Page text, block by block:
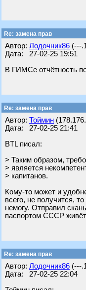
Re: замена прав
Автор: Лодочник86 (---
Дата: 27-02-25 19:51
В ГИМСе отчётность по
Re: замена прав
Автор: Тоймин
Дата: 27-02-25 21:41
BTL писал:
> Таким образом,
> является
> капитанов.
Кому-то может и
всего, не получится,
немогу. Отправил
паспортом СССР
Re: замена прав
Автор: Лодочник86 (---
Дата: 27-02-25 22:04